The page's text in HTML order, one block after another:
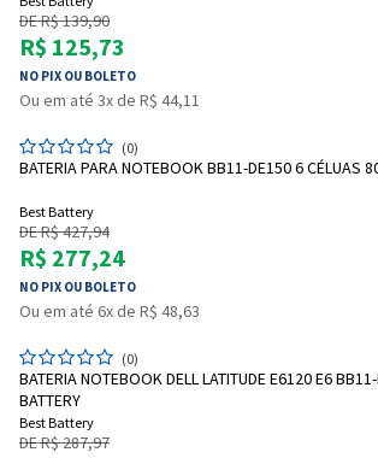
DE R$ 139,90
R$ 125,73
NO PIX OU BOLETO
Ou em até 3x de R$ 44,11
(0)
BATERIA PARA NOTEBOOK BB11-DE150 6 CÉLUAS
Best Battery
DE R$ 427,94
R$ 277,24
NO PIX OU BOLETO
Ou em até 6x de R$ 48,63
(0)
BATERIA NOTEBOOK DELL LATITUDE E6120 E6
BATTERY
Best Battery
DE R$ 287,97